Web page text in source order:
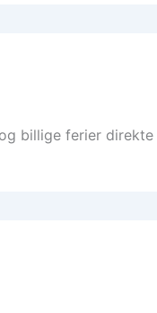
billige ferier